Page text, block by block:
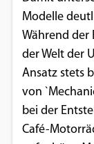
Modelle
Während der
der Welt der
Ansatz stets
von
bei der
Café-